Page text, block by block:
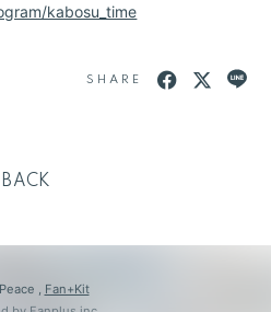
kabosu_time
SHARE
BACK
, Fan+Kit